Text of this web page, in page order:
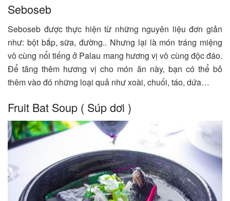
Seboseb
Seboseb được thực hiện từ những nguyên liệu đơn giản
như: bột bắp, sữa, đường.. Nhưng lại là món tráng miệng
vô cùng nổi tiếng ở Palau mang hương vị vô cùng độc đáo.
Để tăng thêm hương vị cho món ăn này, bạn có thể bỏ
thêm vào đó những loại quả như xoài, chuối, táo, dứa…
Fruit Bat Soup ( Súp dơi )